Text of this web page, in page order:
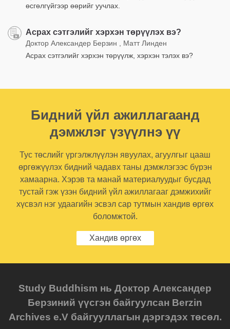
өсгөлгүйгээр өөрийг уучлах.
Асрах сэтгэлийг хэрхэн төрүүлэх вэ?
Доктор Александер Берзин , Матт Линден
Асрах сэтгэлийг хэрхэн төрүүлж, хэрхэн тэлэх вэ?
Бидний үйл ажиллагаанд
дэмжлэг үзүүлнэ үү
Тус төслийг үргэлжлүүлэн явуулах, агуулгыг цааш
өргөжүүлэх бидний чадавх таны дэмжлэгээс бүрэн
хамаарна. Хэрэв та манай материалуудыг бусдад
тустай гэж үзэн бидний үйл ажиллагааг дэмжихийг
хүсвэл нэг удаагийн эсвэл сар тутмын хандив өргөх
боломжтой.
Хандив өргөх
Study Buddhism нь Доктор Александер
Берзиний үүсгэн байгуулсан Berzin
Archives e.V байгууллагын дэргэдэх төсөл.